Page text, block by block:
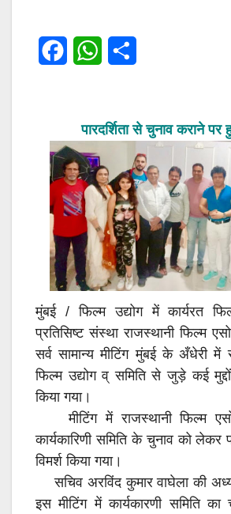
b
o
o
k
W
t
s
A
p
p
r
e
पारदर्शिता से चुनाव कराने पर
मुंबई / फिल्म उद्योग में कार्यरत
प्रतिसिष्ट संस्था राजस्थानी फिल्म
सर्व सामान्य मीटिंग मुंबई के अँधेरी
फिल्म उद्योग व् समिति से जुड़े कई मुद्दों
किया गया।
मीटिंग में राजस्थानी फिल्म
कार्यकारिणी समिति के चुनाव को लेकर
विमर्श किया गया।
सचिव अरविंद कुमार वाघेला की
इस मीटिंग में कार्यकारणी समिति